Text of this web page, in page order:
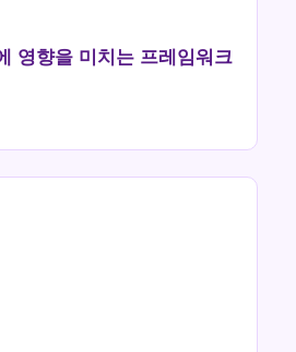
영향을 미치는 프레임워크